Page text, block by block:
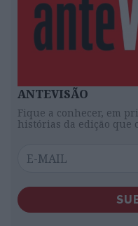
ANTEVISÃO
Fique a conhecer, em
histórias da edição que